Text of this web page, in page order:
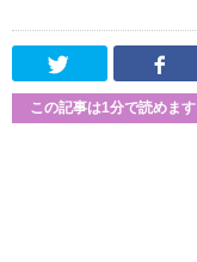
Twitter
この記事は1分で読めます